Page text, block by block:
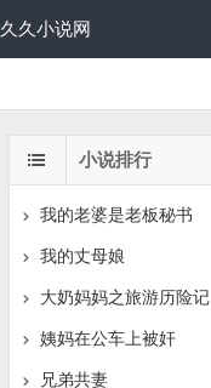
久久小说网
小说排行
我的老婆是老板秘书
我的丈母娘
大奶妈妈之旅游历险记
姨妈在公车上被奸
兄弟共妻